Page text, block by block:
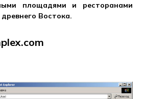
площадями и ресторанами
Востока.